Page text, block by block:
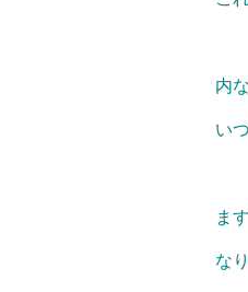
内
い
ま
な